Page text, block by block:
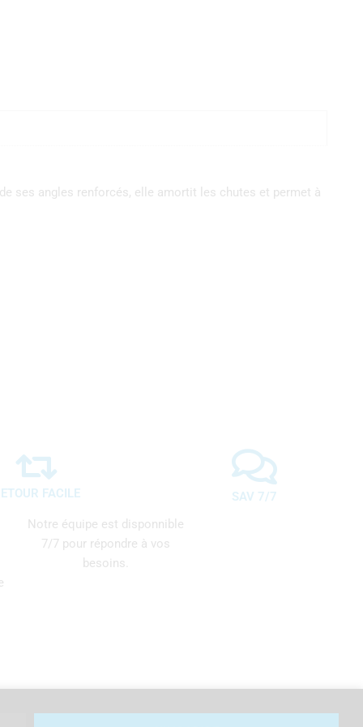
ses angles renforcés, elle amortit les chutes et permet à
FACILE
SAV 7/7
Notre équipe est disponnible
7/7 pour répondre à vos
besoins.